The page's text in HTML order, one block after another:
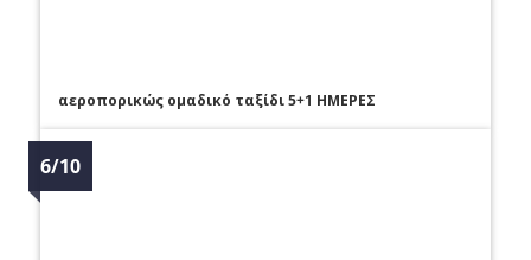
αεροπορικώς ομαδικό ταξίδι 5+1 ΗΜΕΡΕΣ
6/10